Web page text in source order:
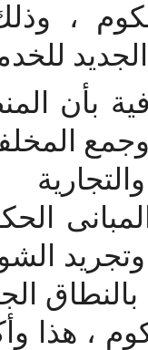
وذلك
للخدمات
بأن
المخلفات
، هذا